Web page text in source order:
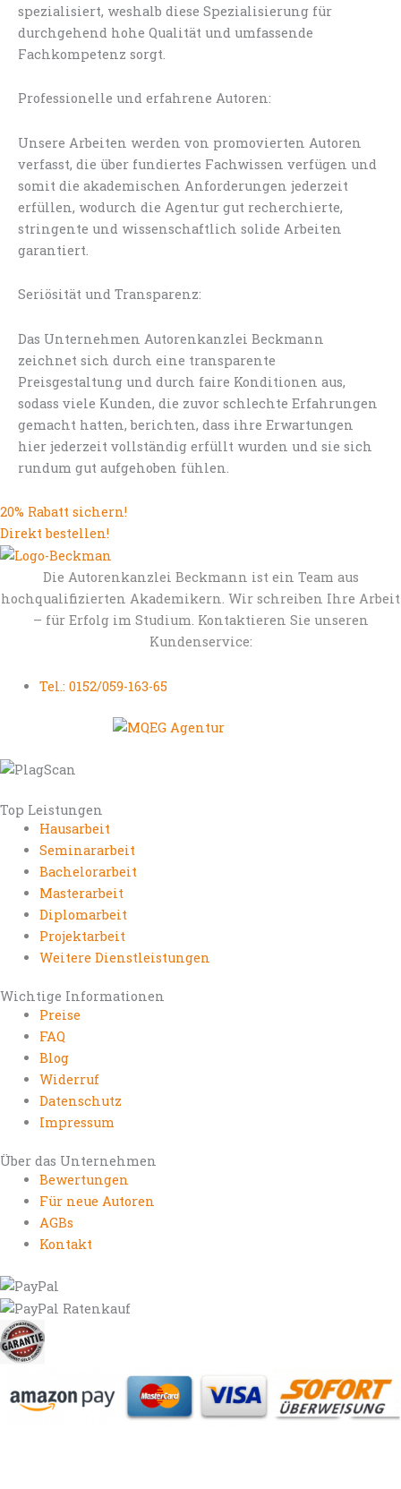
spezialisiert, weshalb diese Spezialisierung für
durchgehend hohe Qualität und umfassende
Fachkompetenz sorgt.
Professionelle und erfahrene Autoren:
Unsere Arbeiten werden von promovierten Autoren
verfasst, die über fundiertes Fachwissen verfügen und
somit die akademischen Anforderungen jederzeit
erfüllen, wodurch die Agentur gut recherchierte,
stringente und wissenschaftlich solide Arbeiten
garantiert.
Seriösität und Transparenz:
Das Unternehmen Autorenkanzlei Beckmann
zeichnet sich durch eine transparente
Preisgestaltung und durch faire Konditionen aus,
sodass viele Kunden, die zuvor schlechte Erfahrungen
gemacht hatten, berichten, dass ihre Erwartungen
hier jederzeit vollständig erfüllt wurden und sie sich
rundum gut aufgehoben fühlen.
20% Rabatt sichern!
Direkt bestellen!
Die Autorenkanzlei Beckmann ist ein Team aus
hochqualifizierten Akademikern. Wir schreiben Ihre Arbeit
– für Erfolg im Studium. Kontaktieren Sie unseren
Kundenservice:
Tel.: 0152/059-163-65
Top Leistungen
Hausarbeit
Seminararbeit
Bachelorarbeit
Masterarbeit
Diplomarbeit
Projektarbeit
Weitere Dienstleistungen
Wichtige Informationen
Preise
FAQ
Blog
Widerruf
Datenschutz
Impressum
Über das Unternehmen
Bewertungen
Für neue Autoren
AGBs
Kontakt